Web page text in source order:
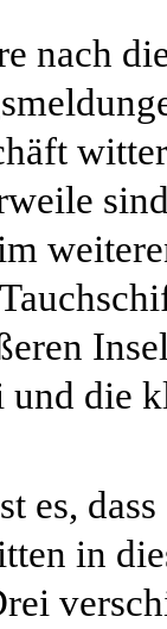
nach
und die
es,
in